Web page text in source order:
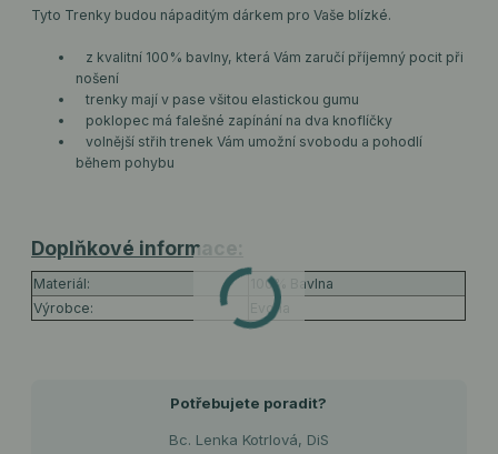
Tyto Trenky budou nápaditým dárkem pro Vaše blízké.
z kvalitní 100% bavlny, která Vám zaručí příjemný pocit při
nošení
trenky mají v pase všitou elastickou gumu
poklopec má falešné zapínání na dva knoflíčky
volnější střih trenek Vám umožní svobodu a pohodlí
během pohybu
Doplňkové informace:
Materiál:
100% Bavlna
Výrobce:
Evona
Potřebujete poradit?
Bc. Lenka Kotrlová, DiS